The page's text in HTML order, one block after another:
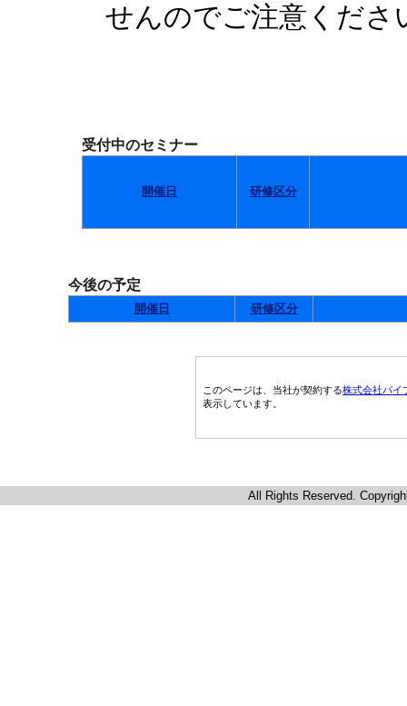
せんのでご注意くださ
受付中のセミナー
開催日 研修区分
今後の予定
開催日 研修区分
このページは、当社が契約する株式会社パイ
表示しています。
All Rights Reserved.